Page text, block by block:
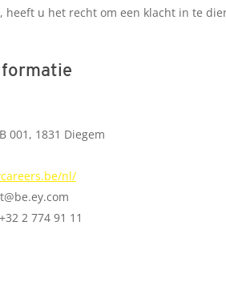
heeft u het recht om een klacht in te
001, 1831 Diegem
nl/
be.ey.com
2 774 91 11